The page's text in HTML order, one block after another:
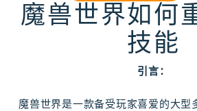
魔兽世界如何
技能
引言：
魔兽世界是一款备受玩家喜爱的大型